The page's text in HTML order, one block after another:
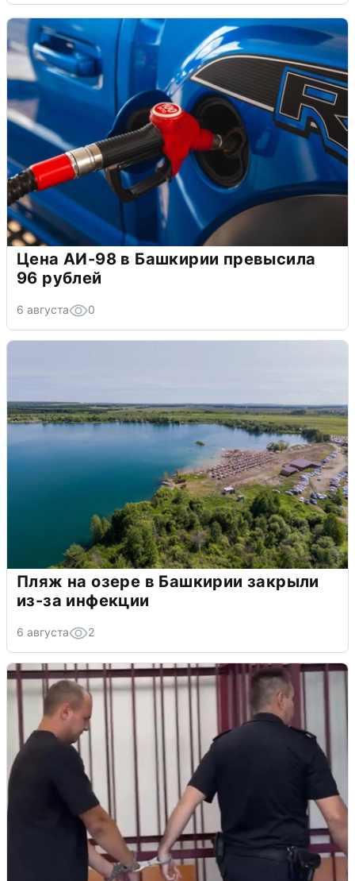
Цена АИ-98 в Башкирии превысила
96 рублей
6 августа 0
Пляж на озере в Башкирии закрыли
из-за инфекции
6 августа 2